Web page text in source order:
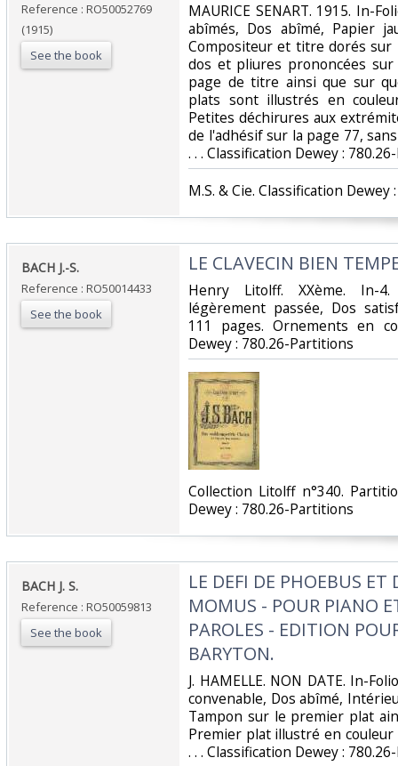
Reference : RO50052769
(1915)
See the book
‎MAURICE SENART. 1915. In-
abîmés, Dos abîmé, Papier
Compositeur et titre dorés
dos et pliures prononcées
page de titre ainsi que sur
plats sont illustrés en
Petites déchirures aux
de l'adhésif sur la page 77,
. . . Classification Dewey :
‎M.S. & Cie. Classification
‎BACH J.-S.‎
Reference : RO50014433
See the book
‎LE CLAVECIN BIEN
‎Henry Litolff. XXème. In-
légèrement passée, Dos
111 pages. Ornements en
Dewey : 780.26-Partitions‎
‎Collection Litolff n°340.
Dewey : 780.26-Partitions‎
‎BACH J. S.‎
Reference : RO50059813
See the book
‎LE DEFI DE PHOEBUS ET
MOMUS - POUR PIANO
PAROLES - EDITION
BARYTON.‎
‎J. HAMELLE. NON DATE. In-
convenable, Dos abîmé,
Tampon sur le premier plat
Premier plat illustré en couleur
. . . Classification Dewey :